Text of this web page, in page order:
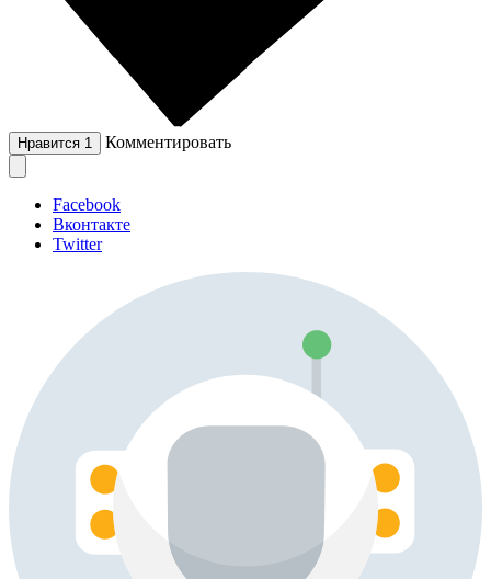
Нравится 1 Комментировать
Facebook
Вконтакте
Twitter